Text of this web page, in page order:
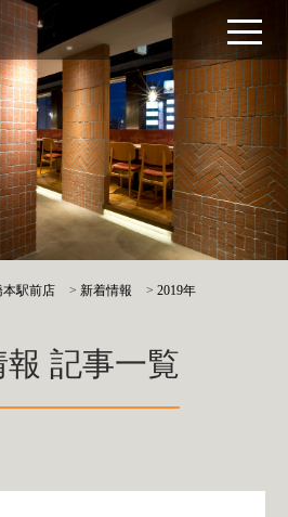
本駅前店 >新着情報 >2019年
報 記事一覧